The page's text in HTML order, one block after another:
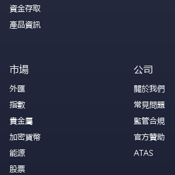
資金存取
產品資訊
市場
外匯
指數
貴金屬
加密貨幣
能源
股票
公司
關於我們
常見問題
監管合規
官方贊助
ATAS